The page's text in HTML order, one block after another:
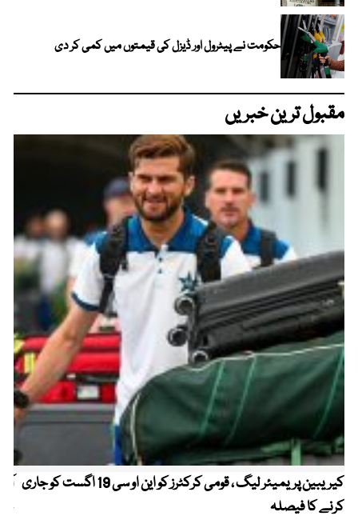
حکومت نے پیٹرول اور ڈیزل کی قیمتوں میں کمی کر دی
مقبول ترین خبریں
کیریبین پریمیئر لیگ ، قومی کرکٹرز کو این او سی 19 اگست کو جاری
کرنے کا فیصلہ